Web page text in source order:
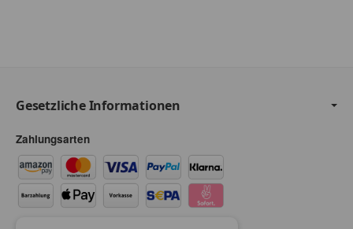
Gesetzliche Informationen
Zahlungsarten